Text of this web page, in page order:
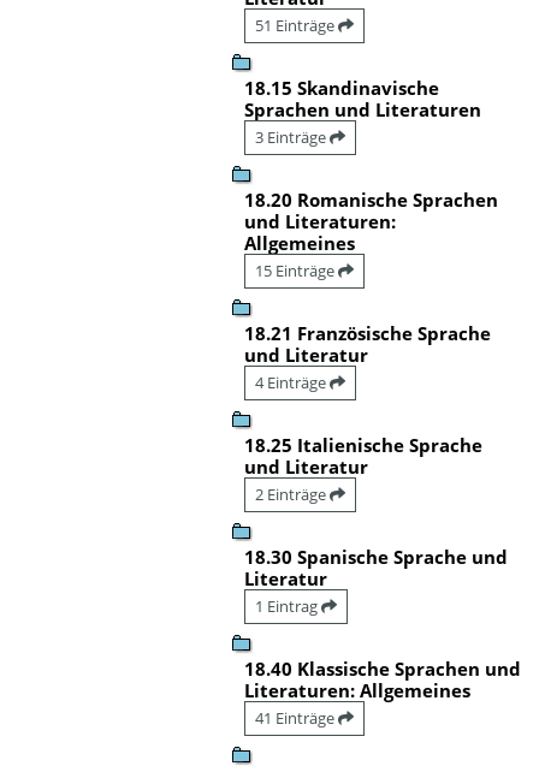
51 Einträge
18.15 Skandinavische
Sprachen und Literaturen
3 Einträge
18.20 Romanische Sprachen
und Literaturen:
Allgemeines
15 Einträge
18.21 Französische Sprache
und Literatur
4 Einträge
18.25 Italienische Sprache
und Literatur
2 Einträge
18.30 Spanische Sprache und
Literatur
1 Eintrag
18.40 Klassische Sprachen und
Literaturen: Allgemeines
41 Einträge